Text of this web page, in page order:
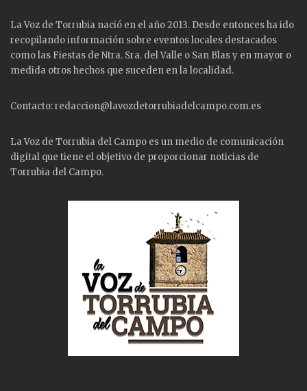
La Voz de Torrubia nació en el año 2013. Desde entonces ha ido
recopilando información sobre eventos locales destacados
como las Fiestas de Ntra. Sra. del Valle o San Blas y en mayor o
medida otros hechos que suceden en la localidad.
Contacto: redaccion@lavozdetorrubiadelcampo.com.es
La Voz de Torrubia del Campo es un medio de comunicación
digital que tiene el objetivo de proporcionar noticias de
Torrubia del Campo.